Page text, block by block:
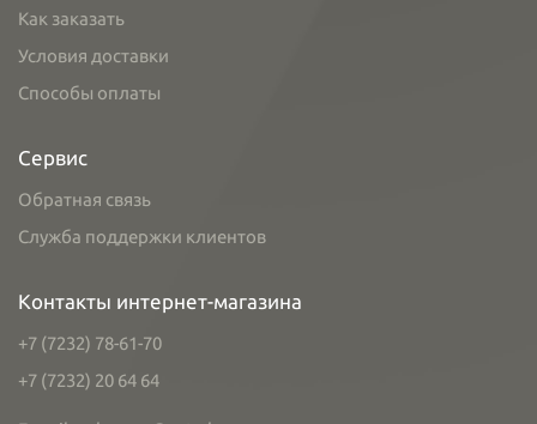
Как заказать
Условия доставки
Способы оплаты
Сервис
Обратная связь
Служба поддержки клиентов
Контакты интернет-магазина
+7 (7232) 78-61-70
+7 (7232) 20 64 64